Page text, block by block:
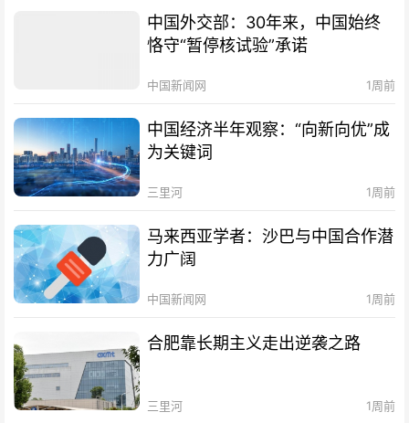
中国外交部：30年来，中国始终
恪守“暂停核试验”承诺
中国新闻网 1周前
中国经济半年观察：“向新向优”成
为关键词
三里河 1周前
马来西亚学者：沙巴与中国合作潜
力广阔
中国新闻网 1周前
合肥靠长期主义走出逆袭之路
三里河 1周前